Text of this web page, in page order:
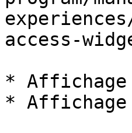
access-
*
* Affichage